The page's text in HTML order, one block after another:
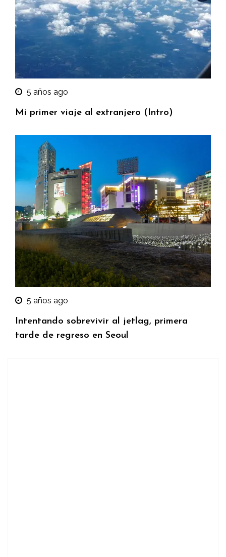
5 años ago
Mi primer viaje al extranjero (Intro)
5 años ago
Intentando sobrevivir al jetlag, primera
tarde de regreso en Seoul